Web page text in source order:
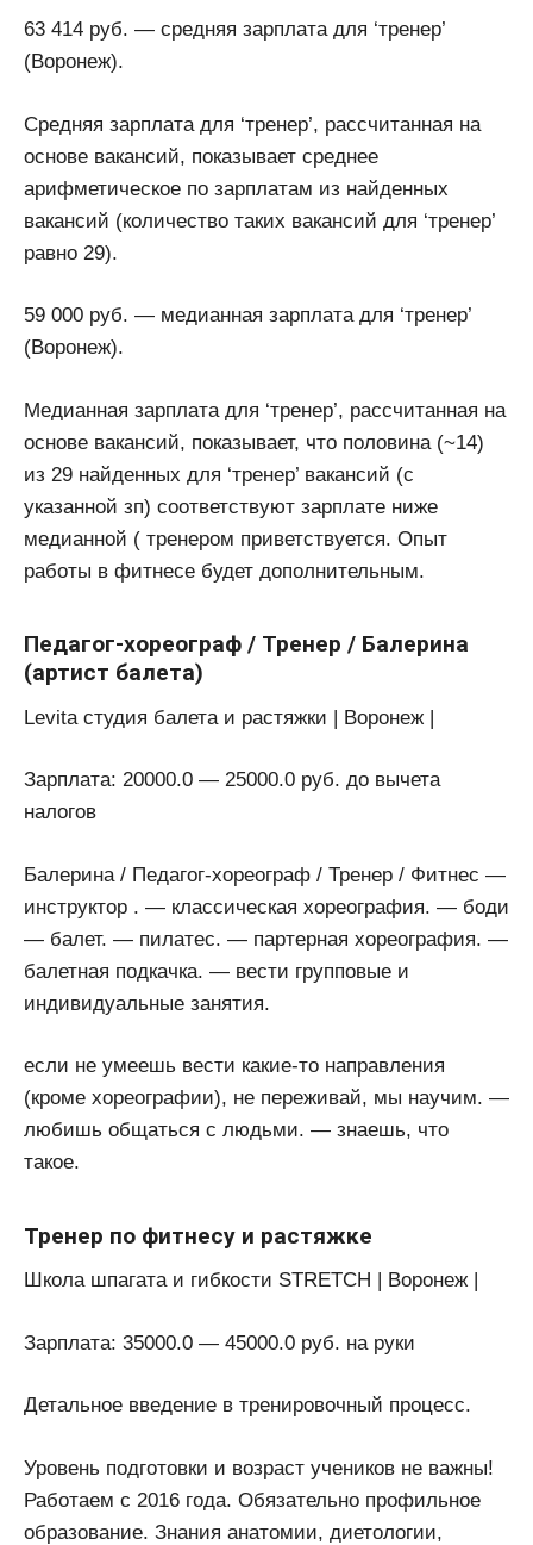
63 414 руб. — средняя зарплата для ‘тренер’
(Воронеж).
Средняя зарплата для ‘тренер’, рассчитанная на
основе вакансий, показывает среднее
арифметическое по зарплатам из найденных
вакансий (количество таких вакансий для ‘тренер’
равно 29).
59 000 руб. — медианная зарплата для ‘тренер’
(Воронеж).
Медианная зарплата для ‘тренер’, рассчитанная на
основе вакансий, показывает, что половина (~14)
из 29 найденных для ‘тренер’ вакансий (с
указанной зп) соответствуют зарплате ниже
медианной ( тренером приветствуется. Опыт
работы в фитнесе будет дополнительным.
Педагог-хореограф / Тренер / Балерина
(артист балета)
Levita студия балета и растяжки | Воронеж |
Зарплата: 20000.0 — 25000.0 руб. до вычета
налогов
Балерина / Педагог-хореограф / Тренер / Фитнес —
инструктор . — классическая хореография. — боди
— балет. — пилатес. — партерная хореография. —
балетная подкачка. — вести групповые и
индивидуальные занятия.
если не умеешь вести какие-то направления
(кроме хореографии), не переживай, мы научим. —
любишь общаться с людьми. — знаешь, что
такое.
Тренер по фитнесу и растяжке
Школа шпагата и гибкости STRETCH | Воронеж |
Зарплата: 35000.0 — 45000.0 руб. на руки
Детальное введение в тренировочный процесс.
Уровень подготовки и возраст учеников не важны!
Работаем с 2016 года. Обязательно профильное
образование. Знания анатомии, диетологии,